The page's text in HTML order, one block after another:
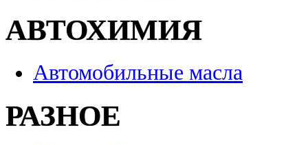
АВТОХИМИЯ
Автомобильные масла
РАЗНОЕ